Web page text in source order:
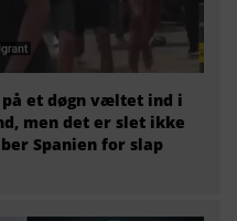
et døgn væltet ind i
men det er slet ikke
Spanien for slap